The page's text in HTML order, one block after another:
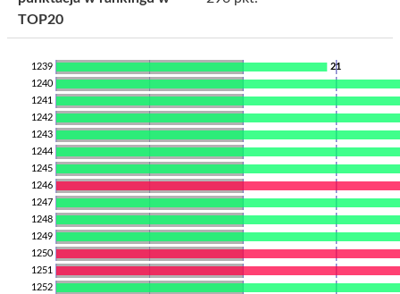
TOP20
21
1239
1240
1241
1242
1243
1244
1245
1246
1247
1248
1249
1250
1251
1252